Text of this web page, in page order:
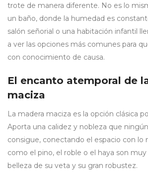
trote de manera diferente. No es lo
un baño, donde la humedad es
salón señorial o una habitación infantil
a ver las opciones más comunes para
con conocimiento de causa.
El encanto atemporal de
maciza
La madera maciza es la opción clásica
Aporta una calidez y nobleza que
consigue, conectando el espacio con lo
como el pino, el roble o el haya son
belleza de su veta y su gran robustez.